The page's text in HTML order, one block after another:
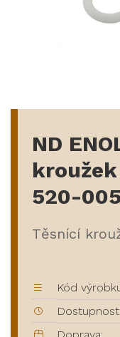
ND
520-
Těsnící
Kód
Dostupnost:
Doprava: